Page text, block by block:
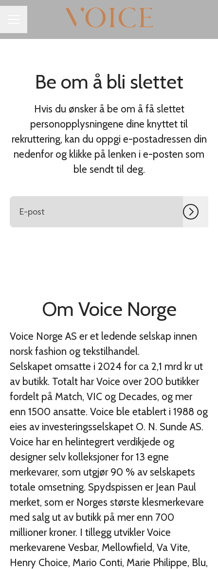
Be om å bli slettet
Hvis du ønsker å be om å få slettet
personopplysningene dine knyttet til
rekruttering, kan du oppgi e-postadressen din
nedenfor og klikke på lenken i e-posten som
ble sendt til deg.
Om Voice Norge
Voice Norge AS er et ledende selskap innen
norsk fashion og tekstilhandel.
Selskapet omsatte i 2024 for ca 2,1 mrd kr ut
av butikk. Totalt har Voice over 200 butikker
fordelt på Match, VIC og Decades, og mer
enn 1500 ansatte. Voice ble etablert i 1988 og
eies av investeringsselskapet O. N. Sunde AS.
Voice har en helintegrert verdikjede og
designer selv kolleksjoner for 13 egne
merkevarer, som utgjør 90 % av selskapets
totale omsetning. Spydspissen er Jean Paul
merket, som er Norges største klesmerkevare
med salg ut av butikk på mer enn 700
millioner kroner. I tillegg utvikler Voice
merkevarene Vesbar, Mellowfield, Va Vite,
Henry Choice, Mario Conti, Marie Philippe, Blu,